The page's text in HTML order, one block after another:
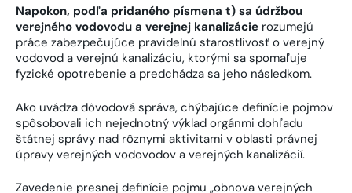
Napokon, podľa pridaného písmena t) sa údržbou
verejného vodovodu a verejnej kanalizácie rozumejú
práce zabezpečujúce pravidelnú starostlivosť o verejný
vodovod a verejnú kanalizáciu, ktorými sa spomaľuje
fyzické opotrebenie a predchádza sa jeho následkom.
Ako uvádza dôvodová správa, chýbajúce definície pojmov
spôsobovali ich nejednotný výklad orgánmi dohľadu
štátnej správy nad rôznymi aktivitami v oblasti právnej
úpravy verejných vodovodov a verejných kanalizácií.
Zavedenie presnej definície pojmu „obnova verejných